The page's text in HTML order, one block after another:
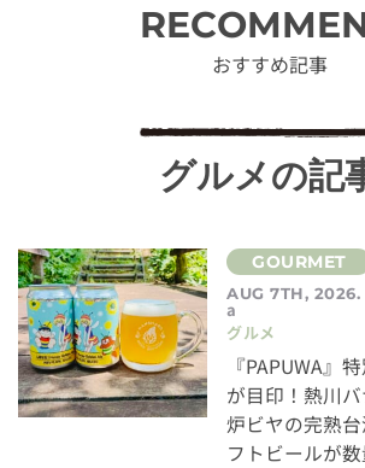
おすすめ記事
グルメの記
AUG 7TH, 2026.
a
グルメ
『PAPUWA』
が目印！熱川
炉ビヤの完熟
フトビールが